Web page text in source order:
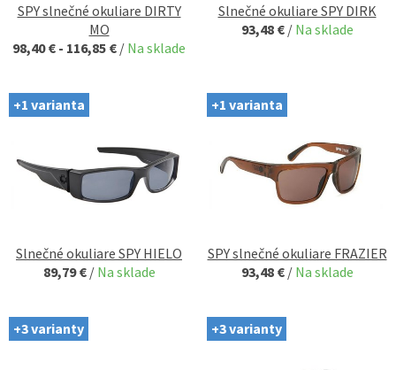
SPY slnečné okuliare DIRTY
MO
98,40 € - 116,85 € / Na sklade
Slnečné okuliare SPY DIRK
93,48 € / Na sklade
+1 varianta
Slnečné okuliare SPY HIELO
89,79 € / Na sklade
+1 varianta
SPY slnečné okuliare FRAZIER
93,48 € / Na sklade
+3 varianty +3 varianty